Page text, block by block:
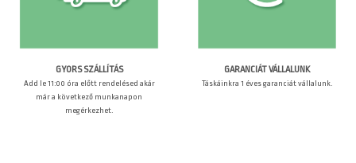
GYORS SZÁLLÍTÁS
Add le 11:00 óra előtt rendelésed akár
már a következő munkanapon
megérkezhet.
GARANCIÁT VÁLLALUNK
Táskáinkra 1 éves garanciát vállalunk.